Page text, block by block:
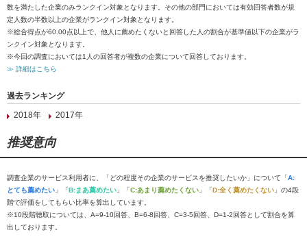
数を満たした企業のみランクイン対象となります。その他の部門においては有効回答者数が規
定人数の半数以上の企業がランクイン対象となります。
※総合得点が60.00点以上で、他人に薦めたくないと回答した人の割合が基準値以下の企業がラ
ンクイン対象となります。
※今回の調査においては1人の回答者が複数の企業について回答しております。
≫ 詳細はこちら
過去ランキング
2018年
2017年
推奨意向
調査企業のサービス利用者に、「どの程度その企業のサービスを推奨したいか」について「A:
とても薦めたい 」「B:まあ薦めたい 」「C:あまり薦めたくない 」「D:全く薦めたくない 」の4段
階で評価をしてもらい比率を算出しています。
※10段階聴取については、A=9-10回答、B=6-8回答、C=3-5回答、D=1-2回答として割合を算
出しております。